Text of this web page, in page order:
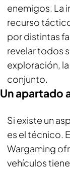
enemigos. La
recurso
por distintas
revelar todos
exploración,
conjunto.
Un apartado
Si existe un
es el técnico.
Wargaming
vehículos